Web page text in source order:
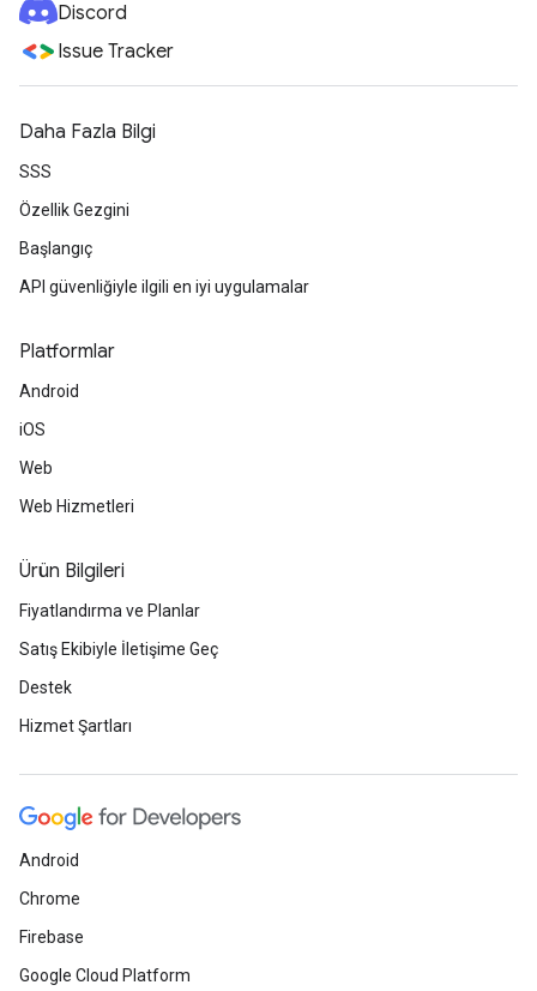
Discord
Issue Tracker
Daha Fazla Bilgi
SSS
Özellik Gezgini
Başlangıç
API güvenliğiyle ilgili en iyi uygulamalar
Platformlar
Android
iOS
Web
Web Hizmetleri
Ürün Bilgileri
Fiyatlandırma ve Planlar
Satış Ekibiyle İletişime Geç
Destek
Hizmet Şartları
Android
Chrome
Firebase
Google Cloud Platform